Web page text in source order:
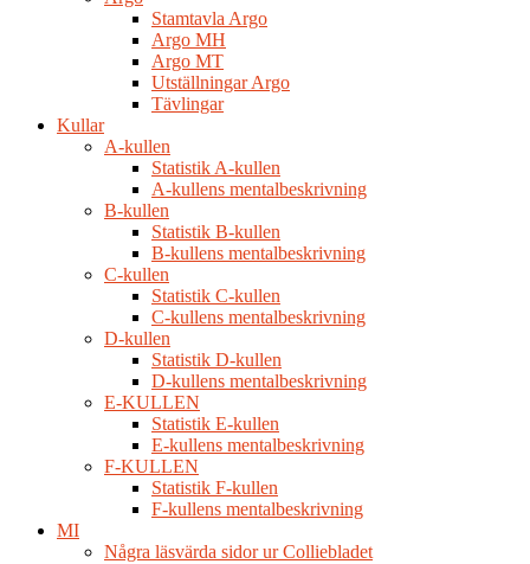
Stamtavla Argo
Argo MH
Argo MT
Utställningar Argo
Tävlingar
Kullar
A-kullen
Statistik A-kullen
A-kullens mentalbeskrivning
B-kullen
Statistik B-kullen
B-kullens mentalbeskrivning
C-kullen
Statistik C-kullen
C-kullens mentalbeskrivning
D-kullen
Statistik D-kullen
D-kullens mentalbeskrivning
E-KULLEN
Statistik E-kullen
E-kullens mentalbeskrivning
F-KULLEN
Statistik F-kullen
F-kullens mentalbeskrivning
MI
Några läsvärda sidor ur Colliebladet